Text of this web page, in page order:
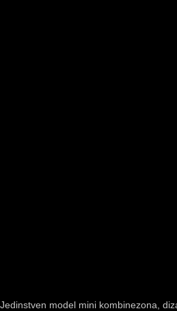
Jedinstven model mini kombinezona,